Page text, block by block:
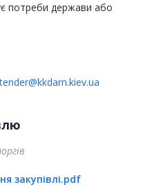
потреби держави або
закупівлі.pdf